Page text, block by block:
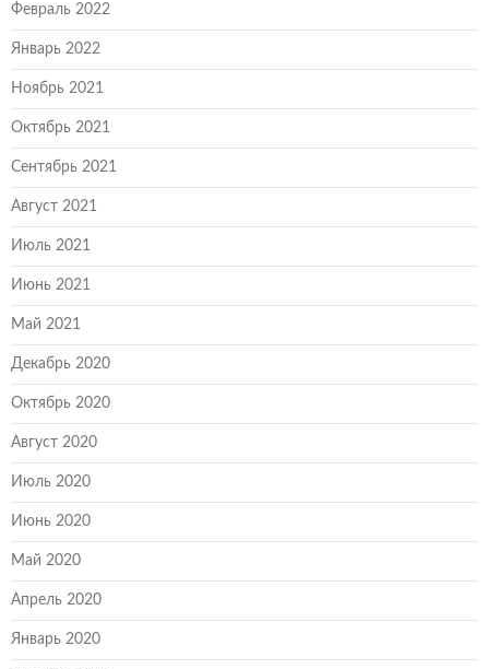
Февраль 2022
Январь 2022
Ноябрь 2021
Октябрь 2021
Сентябрь 2021
Август 2021
Июль 2021
Июнь 2021
Май 2021
Декабрь 2020
Октябрь 2020
Август 2020
Июль 2020
Июнь 2020
Май 2020
Апрель 2020
Январь 2020